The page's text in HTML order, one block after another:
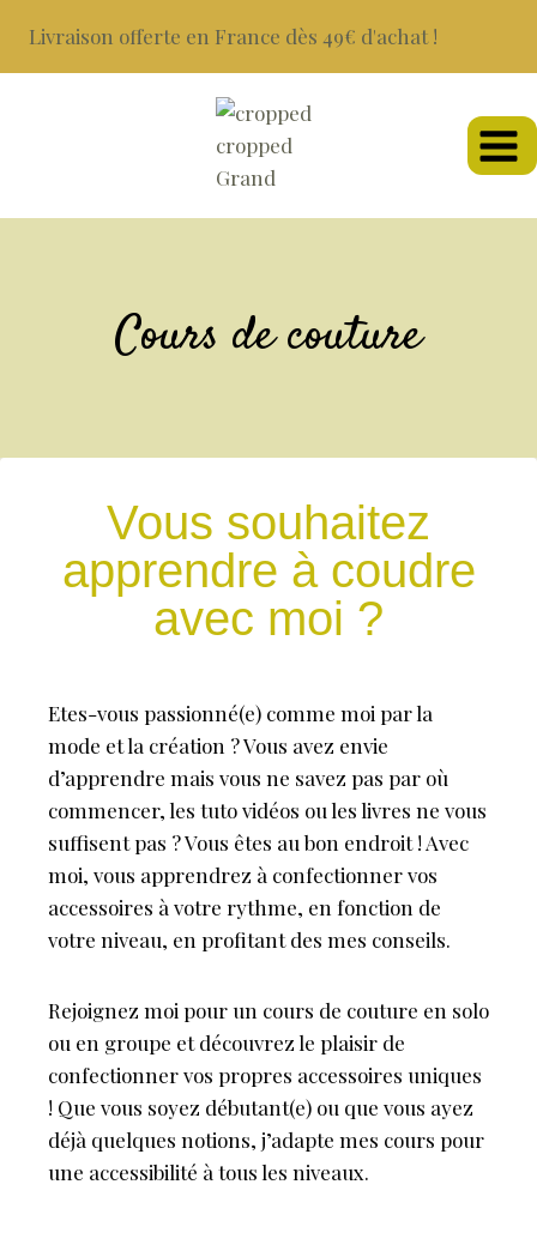
Livraison offerte en France dès 49€ d'achat !
Cours de couture
Vous souhaitez
apprendre à coudre
avec moi ?
Etes-vous passionné(e) comme moi par la
mode et la création ? Vous avez envie
d’apprendre mais vous ne savez pas par où
commencer, les tuto vidéos ou les livres ne vous
suffisent pas ? Vous êtes au bon endroit ! Avec
moi, vous apprendrez à confectionner vos
accessoires à votre rythme, en fonction de
votre niveau, en profitant des mes conseils.
Rejoignez moi pour un cours de couture en solo
ou en groupe et découvrez le plaisir de
confectionner vos propres accessoires uniques
! Que vous soyez débutant(e) ou que vous ayez
déjà quelques notions, j’adapte mes cours pour
une accessibilité à tous les niveaux.